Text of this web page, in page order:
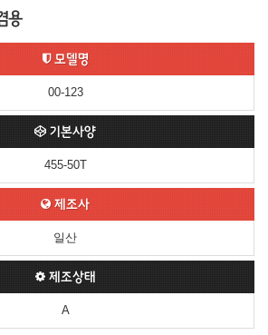
용
모델명
00-123
기본사양
455-50T
제조사
일산
제조상태
A